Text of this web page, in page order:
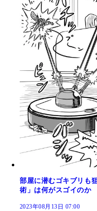
部屋に潜むゴキブリも
術」は何がスゴイのか
2023年08月13日 07:00